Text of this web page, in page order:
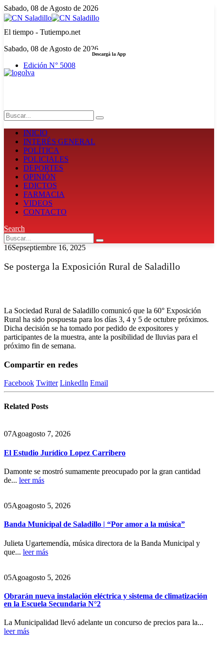
Sabado, 08 de Agosto de 2026
El tiempo - Tutiempo.net
Sabado, 08 de Agosto de 2026
Edición N° 5008
Descargá la App
INICIO
INTERÉS GENERAL
POLÍTICA
POLICIALES
DEPORTES
OPINIÓN
EDICTOS
FARMACIA
VIDEOS
CONTACTO
Search
16Sepseptiembre 16, 2025
Se posterga la Exposición Rural de Saladillo
La Sociedad Rural de Saladillo comunicó que la 60° Exposición
Rural ha sido pospuesta para los días 3, 4 y 5 de octubre próximos.
Dicha decisión se ha tomado por pedido de expositores y
participantes de la muestra, ante la posibilidad de lluvias para el
próximo fin de semana.
Compartir en redes
Facebook Twitter LinkedIn Email
Related Posts
07Agoagosto 7, 2026
El Estudio Jurídico Lopez Carribero
Damonte se mostró sumamente preocupado por la gran cantidad
de... leer más
05Agoagosto 5, 2026
Banda Municipal de Saladillo | “Por amor a la música”
Julieta Ugartemendía, música directora de la Banda Municipal y
que... leer más
05Agoagosto 5, 2026
Obrarán nueva instalación eléctrica y sistema de climatización
en la Escuela Secundaria N°2
La Municipalidad llevó adelante un concurso de precios para la...
leer más